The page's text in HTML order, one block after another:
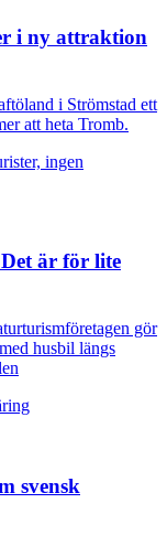
i ny attraktion
i Strömstad ett
att heta Tromb.
är för lite
gör
husbil längs
svensk